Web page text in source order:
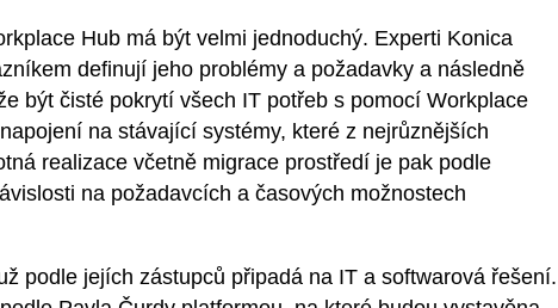
Hub má být velmi jednoduchý. Experti Konica
definují jeho problémy a požadavky a následně
být čisté pokrytí všech IT potřeb s pomocí Workplace
na stávající systémy, které z nejrůznějších
realizace včetně migrace prostředí je pak podle
na požadavcích a časových možnostech
podle jejích zástupců připadá na IT a softwarová řešení.